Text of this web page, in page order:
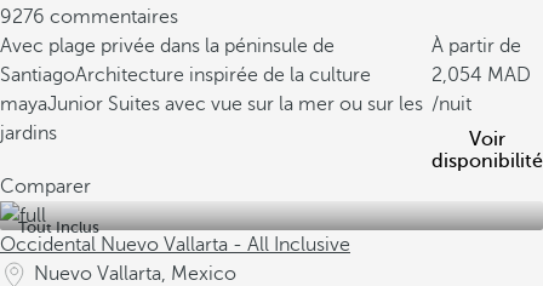
9276 commentaires
Avec plage privée dans la péninsule de
SantiagoArchitecture inspirée de la culture
mayaJunior Suites avec vue sur la mer ou sur les
jardins
À partir de
2,054
/nuit
Voir
disponibilité
Comparer
Tout Inclus
Occidental Nuevo Vallarta - All Inclusive
Nuevo Vallarta, Mexico